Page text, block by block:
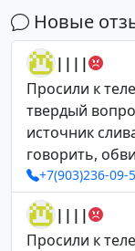
Новые
||||
Просили к
твердый
источник
говорить,
+7(903)236-09-
||||
Просили к